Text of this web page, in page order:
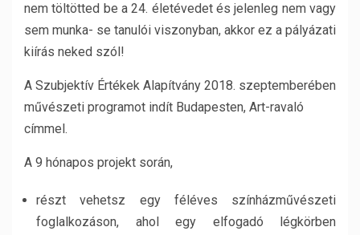
nem töltötted be a 24. életévedet és jelenleg nem vagy
sem munka- se tanulói viszonyban, akkor ez a pályázati
kiírás neked szól!
A Szubjektív Értékek Alapítvány 2018. szeptemberében
művészeti programot indít Budapesten, Art-ravaló
címmel.
A 9 hónapos projekt során,
részt vehetsz egy féléves színházművészeti
foglalkozáson, ahol egy elfogadó légkörben